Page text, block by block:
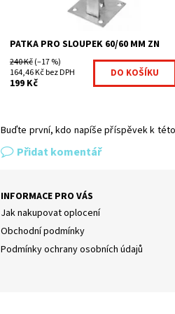
Fence consulting
PATKA PRO SLOUPEK 60/60 MM ZN
240 Kč(–17 %)
164,46 Kč bez DPH
199 Kč
Buďte první, kdo napíše příspěvek k
Přidat komentář
INFORMACE PRO VÁS
Jak nakupovat oplocení
Obchodní podmínky
Podmínky ochrany osobních údajů